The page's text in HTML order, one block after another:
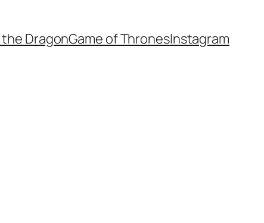
DragonGame of ThronesInstagram